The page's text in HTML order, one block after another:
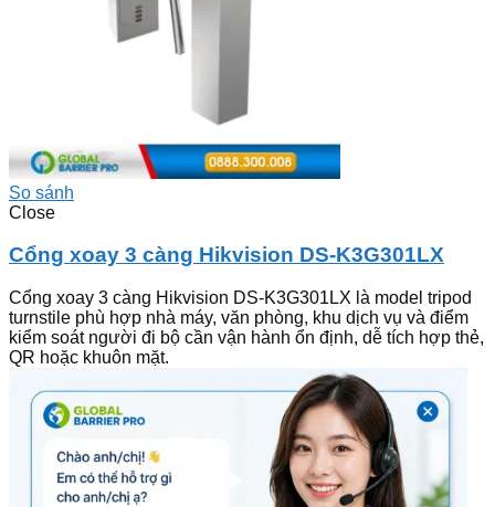
So sánh
Close
Cổng xoay 3 càng Hikvision DS-K3G301LX
Cổng xoay 3 càng Hikvision DS-K3G301LX là model tripod
turnstile phù hợp nhà máy, văn phòng, khu dịch vụ và điểm
kiểm soát người đi bộ cần vận hành ổn định, dễ tích hợp thẻ,
QR hoặc khuôn mặt.